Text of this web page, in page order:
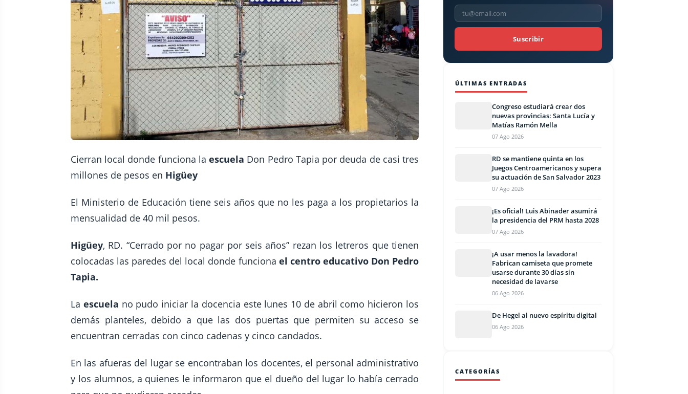
Cierran local donde funciona laescuela Don Pedro Tapia por deuda de casi tres
millones de pesos en Higüey
El Ministerio de Educación tiene seis años que no les paga a los propietarios la
mensualidad de 40 mil pesos.
Higüey, RD. “Cerrado por no pagar por seis años” rezan los letreros que tienen
colocadas las paredes del local donde funciona el centro educativo Don Pedro
Tapia.
La escuela no pudo iniciar la docencia este lunes 10 de abril como hicieron los
demás planteles, debido a que las dos puertas que permiten su acceso se
encuentran cerradas con cinco cadenas y cinco candados.
En las afueras del lugar se encontraban los docentes, el personal administrativo
y los alumnos, a quienes le informaron que el dueño del lugar lo había cerrado
Suscribir
ÚLTIMAS ENTRADAS
Congreso estudiará crear dos
nuevas provincias: Santa Lucía y
Matías Ramón Mella
07 Ago 2026
RD se mantiene quinta en los
Juegos Centroamericanos y supera
su actuación de San Salvador 2023
07 Ago 2026
¡Es oficial! Luis Abinader asumirá
la presidencia del PRM hasta 2028
07 Ago 2026
¡A usar menos la lavadora!
Fabrican camiseta que promete
usarse durante 30 días sin
necesidad de lavarse
06 Ago 2026
De Hegel al nuevo espíritu digital
06 Ago 2026
CATEGORÍAS